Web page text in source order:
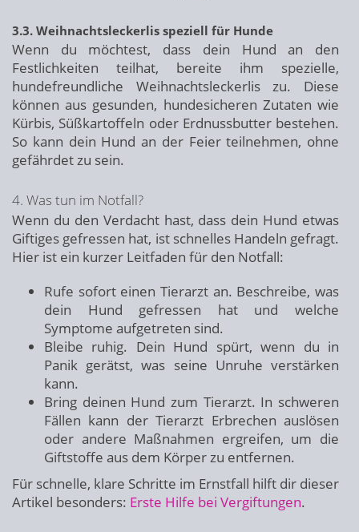
3.3. Weihnachtsleckerlis speziell für Hunde
Wenn du möchtest, dass dein Hund an den
Festlichkeiten teilhat, bereite ihm spezielle,
hundefreundliche Weihnachtsleckerlis zu. Diese
können aus gesunden, hundesicheren Zutaten wie
Kürbis, Süßkartoffeln oder Erdnussbutter bestehen.
So kann dein Hund an der Feier teilnehmen, ohne
gefährdet zu sein.
4. Was tun im Notfall?
Wenn du den Verdacht hast, dass dein Hund etwas
Giftiges gefressen hat, ist schnelles Handeln gefragt.
Hier ist ein kurzer Leitfaden für den Notfall:
Rufe sofort einen Tierarzt an. Beschreibe, was
dein Hund gefressen hat und welche
Symptome aufgetreten sind.
Bleibe ruhig. Dein Hund spürt, wenn du in
Panik gerätst, was seine Unruhe verstärken
kann.
Bring deinen Hund zum Tierarzt. In schweren
Fällen kann der Tierarzt Erbrechen auslösen
oder andere Maßnahmen ergreifen, um die
Giftstoffe aus dem Körper zu entfernen.
Für schnelle, klare Schritte im Ernstfall hilft dir dieser
Artikel besonders: Erste Hilfe bei Vergiftungen.